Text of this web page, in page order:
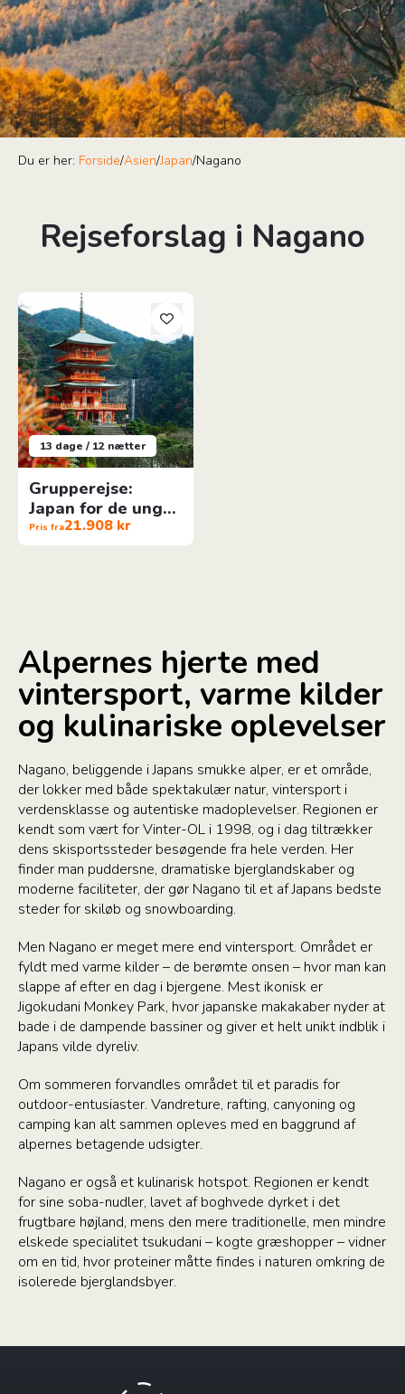
Du er her: Forside/Asien/Japan/Nagano
Rejseforslag i Nagano
13 dage / 12 nætter
Grupperejse:
Japan for de unge
& unge af sind
Pris fra21.908 kr
Grupperejse: Japan for de unge & unge af sind
Alpernes hjerte med
vintersport, varme kilder
og kulinariske oplevelser
Nagano, beliggende i Japans smukke alper, er et område,
der lokker med både spektakulær natur, vintersport i
verdensklasse og autentiske madoplevelser. Regionen er
kendt som vært for Vinter-OL i 1998, og i dag tiltrækker
dens skisportssteder besøgende fra hele verden. Her
finder man puddersne, dramatiske bjerglandskaber og
moderne faciliteter, der gør Nagano til et af Japans bedste
steder for skiløb og snowboarding.
Men Nagano er meget mere end vintersport. Området er
fyldt med varme kilder – de berømte onsen – hvor man kan
slappe af efter en dag i bjergene. Mest ikonisk er
Jigokudani Monkey Park, hvor japanske makakaber nyder at
bade i de dampende bassiner og giver et helt unikt indblik i
Japans vilde dyreliv.
Om sommeren forvandles området til et paradis for
outdoor-entusiaster. Vandreture, rafting, canyoning og
camping kan alt sammen opleves med en baggrund af
alpernes betagende udsigter.
Nagano er også et kulinarisk hotspot. Regionen er kendt
for sine soba-nudler, lavet af boghvede dyrket i det
frugtbare højland, mens den mere traditionelle, men mindre
elskede specialitet tsukudani – kogte græshopper – vidner
om en tid, hvor proteiner måtte findes i naturen omkring de
isolerede bjerglandsbyer.